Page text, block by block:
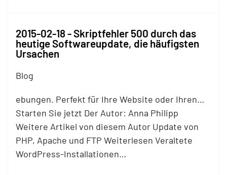
2015-02-18 - Skriptfehler 500 durch das
heutige Softwareupdate, die häufigsten
Ursachen
Blog
ebungen. Perfekt für Ihre Website oder Ihren…
Starten Sie jetzt Der Autor: Anna Philipp
Weitere Artikel von diesem Autor Update von
PHP, Apache und FTP Weiterlesen Veraltete
WordPress-Installationen…